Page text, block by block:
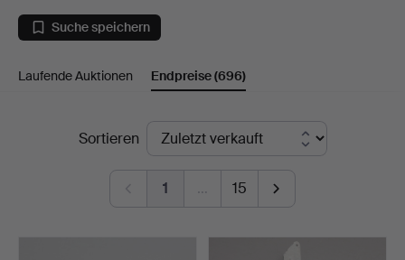
bei
Auktionshuset
Johansson
Suche speichern
Laufende Auktionen Endpreise(696)
EndpreiseSortieren
1 … 15